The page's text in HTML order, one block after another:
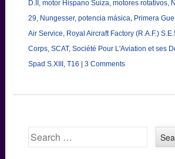
D.II, motor Hispano Suiza motores rotativos,
29 Nungesser, potencia másica Primera
Air Service Royal Aircraft Factory (R.A.F.)
Corps, SCAT, Société Pour L'Aviation et ses
Spad S.XIII, T16 | 3 Comments
Search